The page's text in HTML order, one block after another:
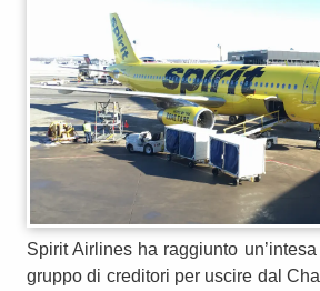
Spirit Airlines ha raggiunto
gruppo di creditori per uscire dal